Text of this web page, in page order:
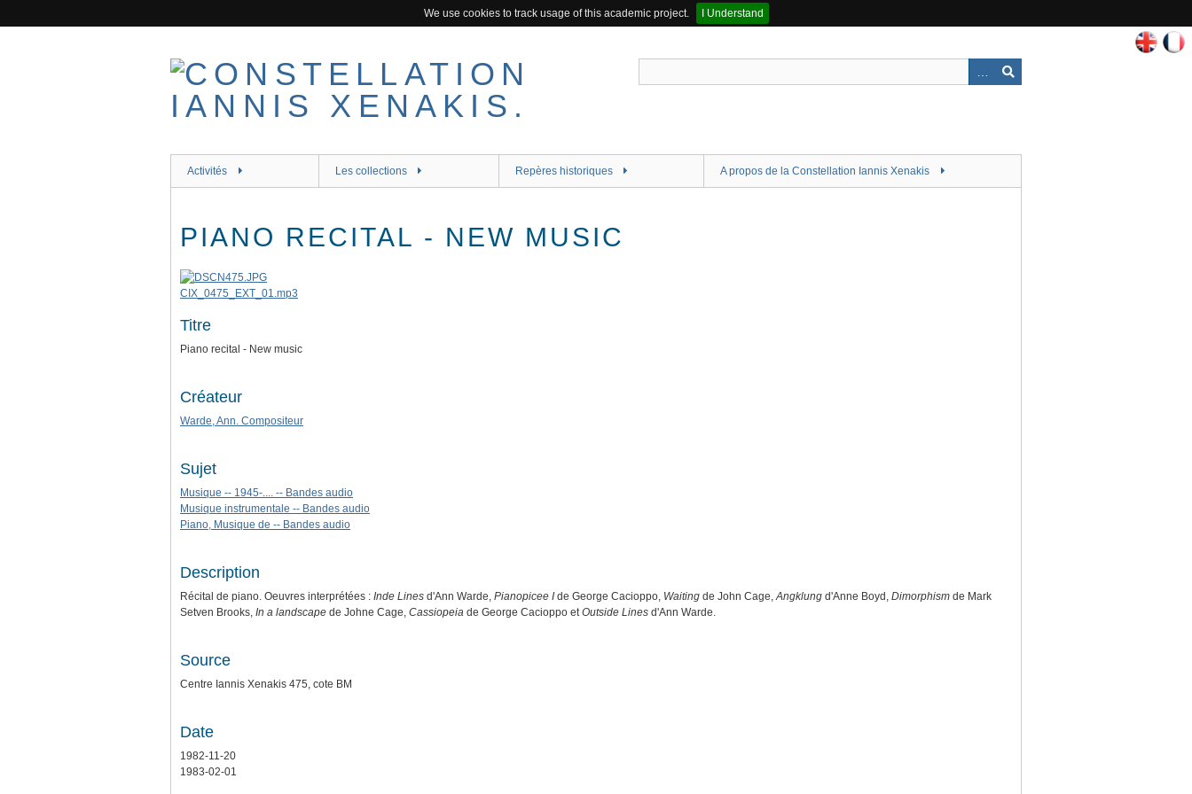
We use cookies to track usage of this academic project.
I Understand
Activités Les collections Repères historiques A propos de la Constellation Iannis Xenakis
PIANO RECITAL - NEW MUSIC
CIX_0475_EXT_01.mp3
Titre
Piano recital - New music
Créateur
Warde, Ann. Compositeur
Sujet
Musique -- 1945-.... -- Bandes audio
Musique instrumentale -- Bandes audio
Piano, Musique de -- Bandes audio
Description
Récital de piano. Oeuvres interprétées : Inde Lines d'Ann Warde, Pianopicee I de George Cacioppo, Waiting de John Cage,Angklung d'Anne Boyd, Dimorphism de Mark
Setven Brooks, In a landscape de Johne Cage, Cassiopeia de George Cacioppo etOutside Lines d'Ann Warde.
Source
Centre Iannis Xenakis 475, cote BM
Date
1982-11-20
1983-02-01